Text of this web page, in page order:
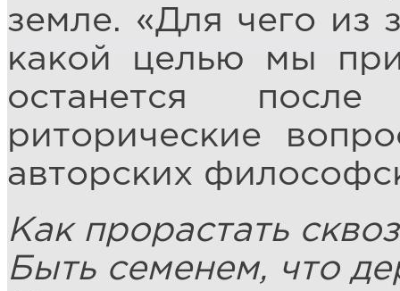
земле. «Для чего из
какой целью мы
останется
риторические
авторских
Как прорастать
Быть семенем, что